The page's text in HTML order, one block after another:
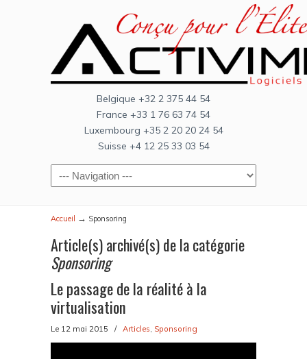
Belgique +32 2 375 44 54
France +33 1 76 63 74 54
Luxembourg +35 2 20 20 24 54
Suisse +4 12 25 33 03 54
Accueil → Sponsoring
Article(s) archivé(s) de la catégorie
Sponsoring
Le passage de la réalité à la
virtualisation
Le 12 mai 2015 / Articles, Sponsoring